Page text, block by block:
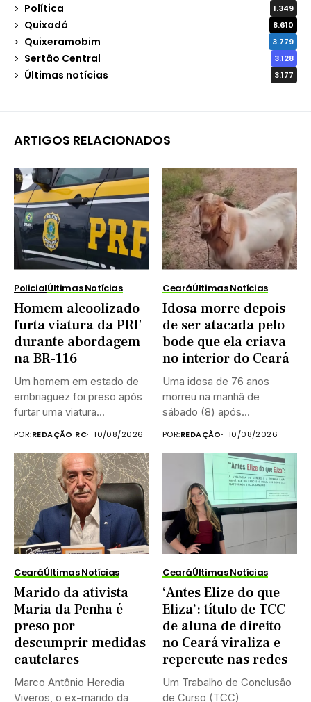
Política 1.349
Quixadá 8.610
Quixeramobim 3.779
Sertão Central 3.128
Últimas notícias 3.177
ARTIGOS RELACIONADOS
PolicialÚltimas Notícias
Homem alcoolizado
furta viatura da PRF
durante abordagem
na BR-116
Um homem em estado de
embriaguez foi preso após
furtar uma viatura...
POR:REDAÇÃO RC 10/08/2026
CearáÚltimas Notícias
Idosa morre depois
de ser atacada pelo
bode que ela criava
no interior do Ceará
Uma idosa de 76 anos
morreu na manhã de
sábado (8) após...
POR:REDAÇÃO 10/08/2026
CearáÚltimas Notícias
Marido da ativista
Maria da Penha é
preso por
descumprir medidas
cautelares
Marco Antônio Heredia
Viveros, o ex-marido da
CearáÚltimas Notícias
‘Antes Elize do que
Eliza’: título de TCC
de aluna de direito
no Ceará viraliza e
repercute nas redes
Um Trabalho de Conclusão
de Curso (TCC)